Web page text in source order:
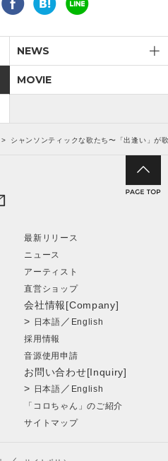
NEWS
MOVIE
シャンソンティックな歌たち〜「出逢い」が
最新リリース
ニュース
アーティスト
直営ショップ
会社情報[Company]
> 日本語 ／ English
採用情報
音源使用申請
お問い合わせ[Inquiry]
> 日本語 ／ English
「コロちゃん」のご紹介
サイトマップ